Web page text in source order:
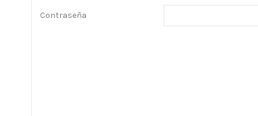
Contraseña